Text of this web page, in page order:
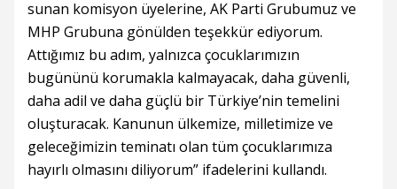
sunan komisyon üyelerine, AK Parti Grubumuz ve
MHP Grubuna gönülden teşekkür ediyorum.
Attığımız bu adım, yalnızca çocuklarımızın
bugününü korumakla kalmayacak, daha güvenli,
daha adil ve daha güçlü bir Türkiye’nin temelini
oluşturacak. Kanunun ülkemize, milletimize ve
geleceğimizin teminatı olan tüm çocuklarımıza
hayırlı olmasını diliyorum” ifadelerini kullandı.